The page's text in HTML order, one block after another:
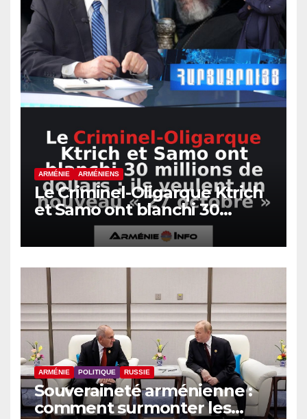
ARMÉNIE ARMÉNIENS
Le Criminel-Oligarque Ktrich
et Samo ont blanchi 30
millions de dollars : ils
veulent un nouveau « 27
ARMÉNIE POLITIQUE RUSSIE
Souveraineté arménienne :
comment surmonter les